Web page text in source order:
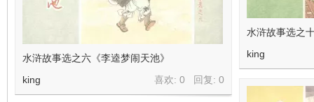
水浒故事选之
king
水浒故事选之六《李逵梦闹天池》
喜欢: 0 回复: 0
king